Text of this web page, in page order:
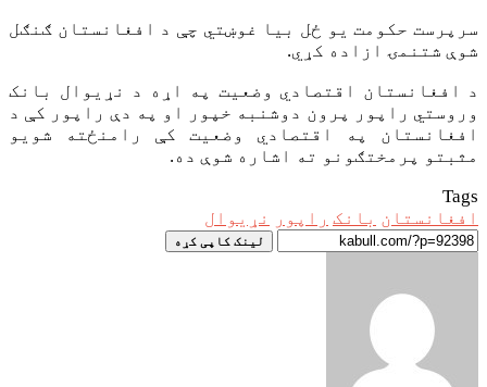
سرپرست حکومت یو ځل بیا غوښتي چې د افغانستان ګنګل
شوې شتنمۍ ازاده کړي.
د افغانستان اقتصادي وضعیت په اړه د نړیوال بانک
وروستي راپور پرون دوشنبه خپور او په دې راپور کې د
افغانستان په اقتصادي وضعیت کې رامنځته شویو
مثبتو پرمختګونو ته اشاره شوې ده.
Tags
افغانستان بانک راپور نړیوال
لینک کاپی کړه